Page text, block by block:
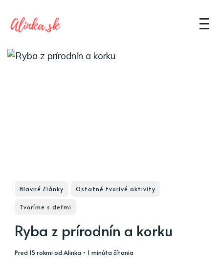
Hlavné články Ostatné tvorivé aktivity
Tvoríme s deťmi
Ryba z prírodnín a korku
pred 15 rokmiodAlinka • 1 minúta čítania